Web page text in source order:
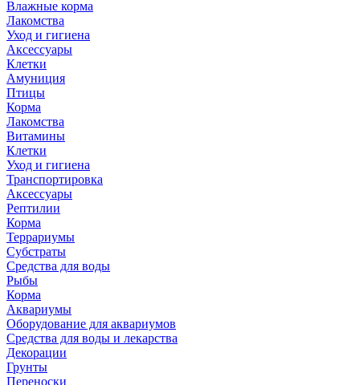
Влажные корма
Лакомства
Уход и гигиена
Аксессуары
Клетки
Амуниция
Птицы
Корма
Лакомства
Витамины
Клетки
Уход и гигиена
Транспортировка
Аксессуары
Рептилии
Корма
Террариумы
Субстраты
Средства для воды
Рыбы
Корма
Аквариумы
Оборудование для аквариумов
Средства для воды и лекарства
Декорации
Грунты
Переноски